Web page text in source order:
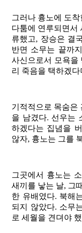
그러나 흉노에 도
다툼에 연루되면서
류했고, 장승은 결
반면 소무는 끝까
사신으로서 모욕을
리 죽음을 택하겠
기적적으로 목숨은
을 남겼다. 선우는
하겠다는 집념을
않자, 흉노는 그를
그곳에서 흉노는
새끼를 낳는 날, 그
한 유배였다. 북해
되지 않았다. 소무
로 세월을 견뎌야